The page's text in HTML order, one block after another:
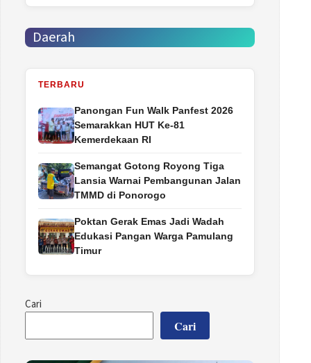
Daerah
TERBARU
Panongan Fun Walk Panfest 2026
Semarakkan HUT Ke-81
Kemerdekaan RI
Semangat Gotong Royong Tiga
Lansia Warnai Pembangunan Jalan
TMMD di Ponorogo
Poktan Gerak Emas Jadi Wadah
Edukasi Pangan Warga Pamulang
Timur
Cari
Cari